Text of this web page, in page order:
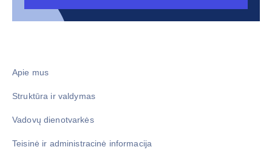
Apie mus
Struktūra ir valdymas
Vadovų dienotvarkės
Teisinė ir administracinė informacija